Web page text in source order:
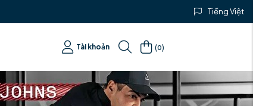
Tiếng Việt
Tài khoản (0)